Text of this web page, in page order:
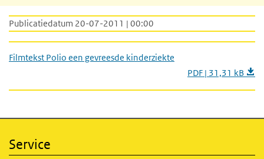
Publicatiedatum 20-07-2011 | 00:00
Filmtekst Polio een gevreesde kinderziekte
PDF | 31,31 kB
Service